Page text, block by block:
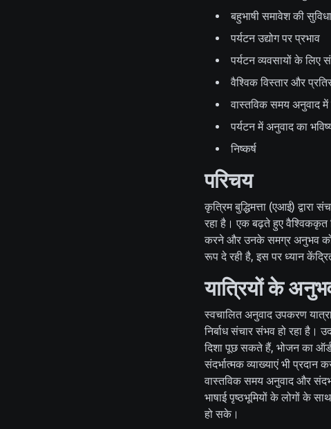
बहुभाषी समावेश की सुविधा
पर्यटन उद्योग पर प्रभाव
पर्यटन व्यवसायों के लिए
वैश्विक विस्तार और
वास्तविक समय अनुवाद में
पर्यटन में अनुवाद का
निष्कर्ष
परिचय
कृत्रिम बुद्धिमत्ता (एआई) द्वारा
रहा है। एक बढ़ते हुए वैश्विककृत
करने और उनके समग्र अनुभव को
रूप दे रही है, इस पर ध्यान
यात्रियों के
स्वचालित अनुवाद उपकरण
निर्बाध संचार संभव हो रहा है।
दिशा पूछ सकते हैं, भोजन का
संदर्भात्मक व्याख्याएं भी
वास्तविक समय अनुवाद और
भाषाई पृष्ठभूमियों के लोगों के
हो सके।